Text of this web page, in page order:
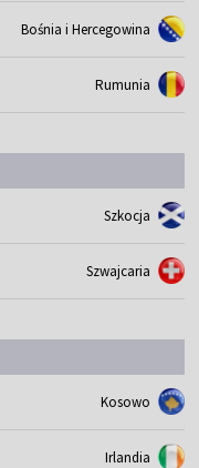
Bośnia i Hercegowina
Rumunia
Szkocja
Szwajcaria
Kosowo
Irlandia